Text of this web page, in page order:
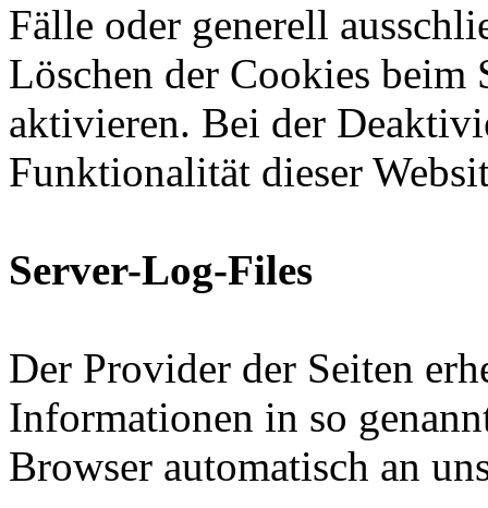
Fälle oder generell
Löschen der Cookies beim
aktivieren. Bei der
Funktionalität dieser
Server-Log-Files
Der Provider der Seiten
Informationen in so
Browser automatisch an